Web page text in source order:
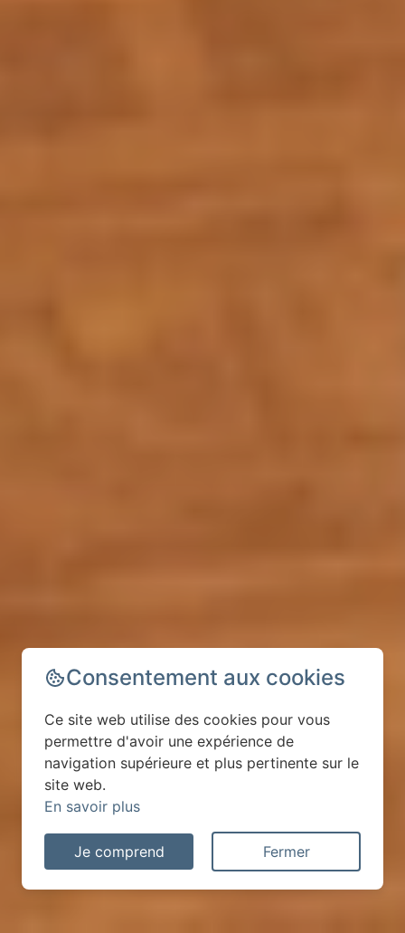
Consentement aux cookies
Ce site web utilise des cookies pour vous
permettre d'avoir une expérience de
navigation supérieure et plus pertinente sur le
site web.
En savoir plus
Je comprend Fermer